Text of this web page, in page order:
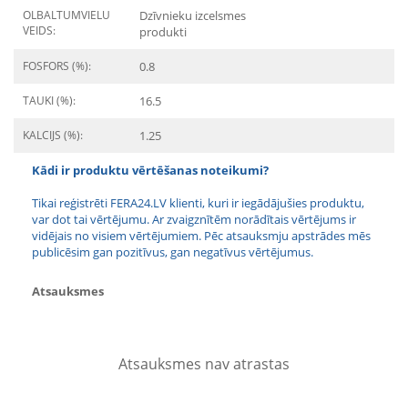
OLBALTUMVIELU
VEIDS:
Dzīvnieku izcelsmes
produkti
FOSFORS (%): 0.8
TAUKI (%): 16.5
KALCIJS (%): 1.25
Kādi ir produktu vērtēšanas noteikumi?
Tikai reģistrēti FERA24.LV klienti, kuri ir iegādājušies produktu,
var dot tai vērtējumu. Ar zvaigznītēm norādītais vērtējums ir
vidējais no visiem vērtējumiem. Pēc atsauksmju apstrādes mēs
publicēsim gan pozitīvus, gan negatīvus vērtējumus.
Atsauksmes
Atsauksmes nav atrastas